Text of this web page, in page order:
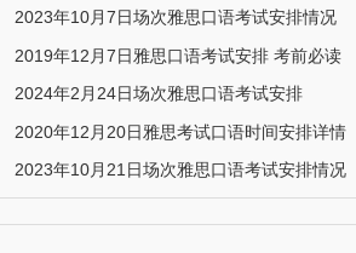
2023年10月7日场次雅思口语考试安排情况
2019年12月7日雅思口语考试安排 考前必读
2024年2月24日场次雅思口语考试安排
2020年12月20日雅思考试口语时间安排详情
2023年10月21日场次雅思口语考试安排情况